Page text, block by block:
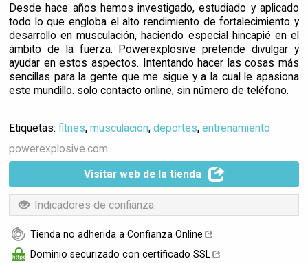
Desde hace años hemos investigado, estudiado y aplicado
todo lo que engloba el alto rendimiento de fortalecimiento y
desarrollo en musculación, haciendo especial hincapié en el
ámbito de la fuerza. Powerexplosive pretende divulgar y
ayudar en estos aspectos. Intentando hacer las cosas más
sencillas para la gente que me sigue y a la cual le apasiona
este mundillo. solo contacto online, sin número de teléfono.
Etiquetas: fitnes, musculación, deportes, entrenamiento
powerexplosive.com
Visitar web de la tienda
Indicadores de confianza
Tienda no adherida a Confianza Online
Dominio securizado con certificado SSL